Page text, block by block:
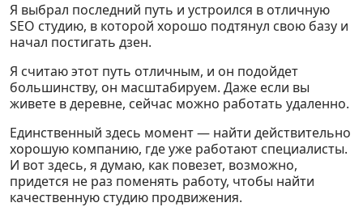
Я выбрал последний путь и устроился в отличную
SEO студию, в которой хорошо подтянул свою базу и
начал постигать дзен.
Я считаю этот путь отличным, и он подойдет
большинству, он масштабируем. Даже если вы
живете в деревне, сейчас можно работать удаленно.
Единственный здесь момент — найти действительно
хорошую компанию, где уже работают специалисты.
И вот здесь, я думаю, как повезет, возможно,
придется не раз поменять работу, чтобы найти
качественную студию продвижения.